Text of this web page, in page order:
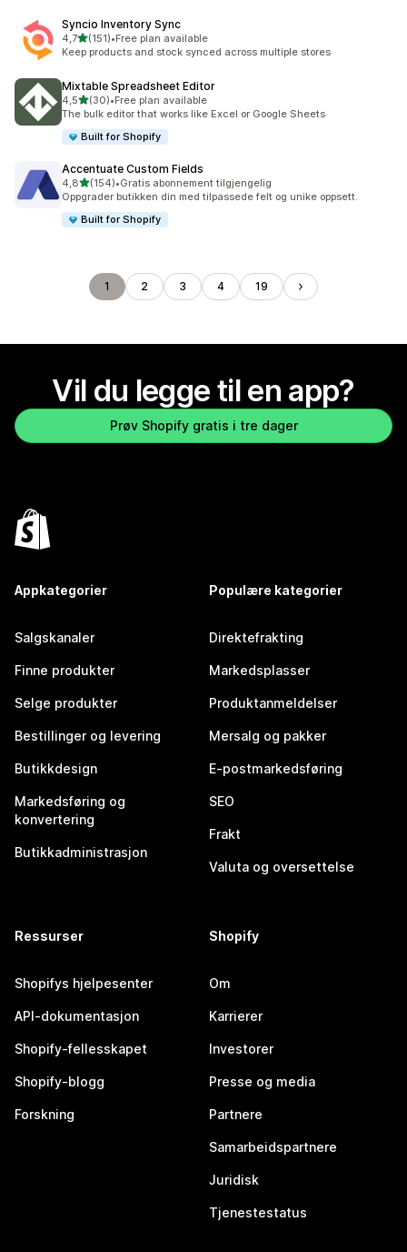
Syncio Inventory Sync
4,7av 5 stjerner
(151)
Totalt 151 omtaler
•Free plan available
Keep products and stock synced across multiple stores
Mixtable Spreadsheet Editor
4,5av 5 stjerner
(30)
Totalt 30 omtaler
•Free plan available
The bulk editor that works like Excel or Google Sheets
Built for Shopify
Accentuate Custom Fields
4,8av 5 stjerner
(154)
Totalt 154 omtaler
•Gratis abonnement tilgjengelig
Oppgrader butikken din med tilpassede felt og unike oppsett.
Built for Shopify
1 2 3 4 19
Vil du legge til en app?
Prøv Shopify gratis i tre dager
Appkategorier
Salgskanaler
Finne produkter
Selge produkter
Bestillinger og levering
Butikkdesign
Markedsføring og
konvertering
Butikkadministrasjon
Populære kategorier
Direktefrakting
Markedsplasser
Produktanmeldelser
Mersalg og pakker
E-postmarkedsføring
SEO
Frakt
Valuta og oversettelse
Ressurser
Shopifys hjelpesenter
API-dokumentasjon
Shopify-fellesskapet
Shopify-blogg
Forskning
Shopify
Om
Karrierer
Investorer
Presse og media
Partnere
Samarbeidspartnere
Juridisk
Tjenestestatus